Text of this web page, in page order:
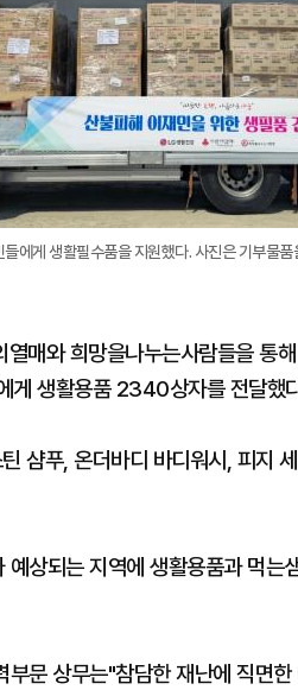
에게 생활필수품을 지원했다. 사진은 기부물
매와 희망을나누는사람들을 통
게 생활용품 2340상자를 전달했
샴푸, 온더바디 바디워시, 피지
상되는 지역에 생활용품과 먹는
문 상무는"참담한 재난에 직면